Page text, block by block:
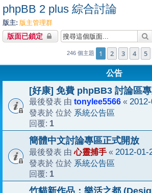
phpBB 2 plus 綜合討論
版主: 版主管理群
版面已鎖定
246 個主題 1 2 3 4 5
公告
[好康] 免費 phpBB3 討論區
最後發表 由 tonylee5566 «
發表於 位於 系統公告區
回覆: 1
簡體中文討論專區正式開放
最後發表 由心靈捕手 « 2012-01-
發表於 位於 系統公告區
回覆: 1